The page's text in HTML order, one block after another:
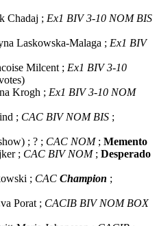
Chadaj ; Ex1 BIV 3-10 NOM BIS
Laskowska-Malaga ; Ex1 BIV
Milcent ; Ex1 BIV 3-10
Krogh ; Ex1 BIV 3-10 NOM
; CAC BIV NOM BIS ;
; ? ; CAC NOM ; Memento
; CAC BIV NOM ; Desperado
; CAC Champion ;
Porat ; CACIB BIV NOM BOX